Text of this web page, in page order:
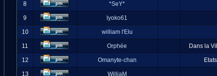
8 *SeY*
9 lyoko61
10 william l'Elu
11 Orphée Dans la
12 Omanyte-chan
13 WilliaM